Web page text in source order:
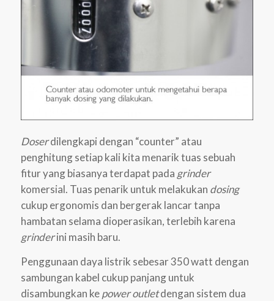
Doserdilengkapi dengan “counter” atau
penghitung setiap kali kita menarik tuas sebuah
fitur yang biasanya terdapat pada grinder
komersial. Tuas penarik untuk melakukan dosing
cukup ergonomis dan bergerak lancar tanpa
hambatan selama dioperasikan, terlebih karena
grinderini masih baru.
Penggunaan daya listrik sebesar 350 watt dengan
sambungan kabel cukup panjang untuk
disambungkan kepower outletdengan sistem dua